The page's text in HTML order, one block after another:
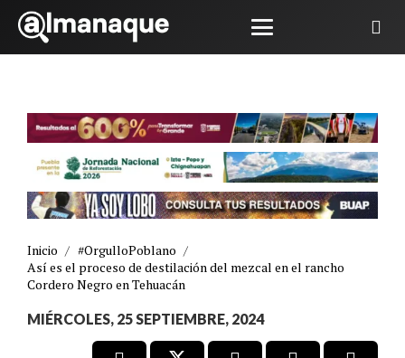
Inicio / #OrgulloPoblano /
Así es el proceso de destilación del mezcal en el rancho
Cordero Negro en Tehuacán
MIÉRCOLES, 25 SEPTIEMBRE, 2024